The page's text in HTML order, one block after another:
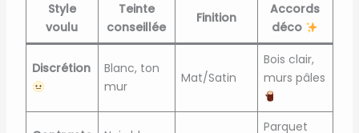
Style
voulu
Teinte
conseillée
Finition
Accords
déco
Discrétion
Blanc, ton
mur
Mat/Satin
Bois clair,
murs pâles
Parquet